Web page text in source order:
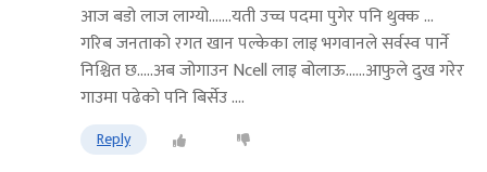
आज बडो लाज लाग्यो.......यती उच्च पदमा पुगेर पनि थुक्क ...
गरिब जनताको रगत खान पल्केका लाइ भगवानले सर्वस्व पार्ने
निश्चित छ.....अब जोगाउन Ncell लाइ बोलाऊ......आफुले दुख गरेर
गाउमा पढेको पनि बिर्सेउ ....
Reply